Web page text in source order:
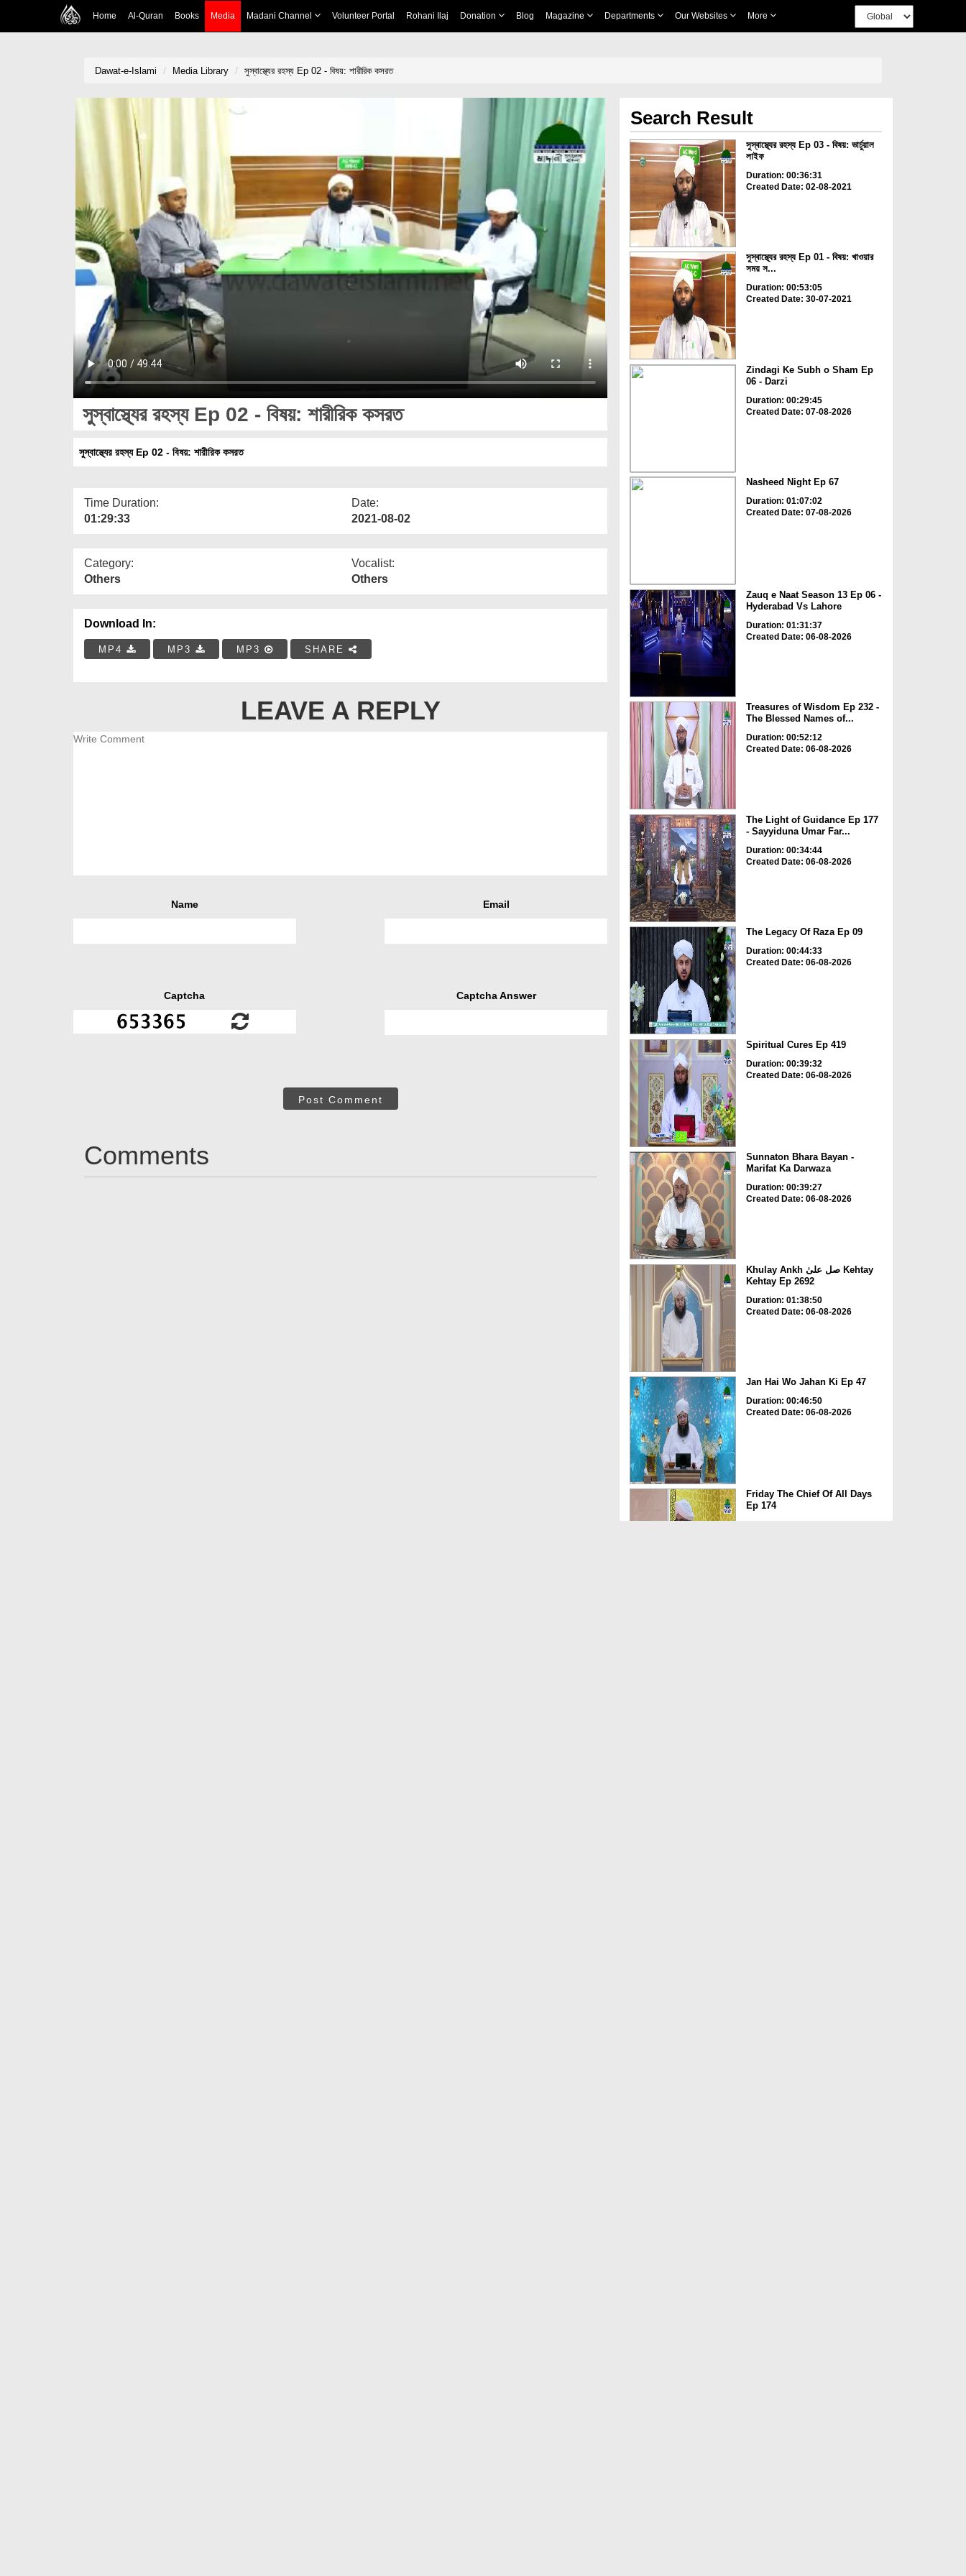
Home Al-Quran Books Media Madani Channel Volunteer Portal Rohani Ilaj Donation Blog Magazine Departments Our Websites More
Dawat-e-Islami Media Library সুস্বাস্থ্যের রহস্য Ep 02 - বিষয়: শারীরিক কসরত
সুস্বাস্থ্যের রহস্য Ep 02 - বিষয়: শারীরিক কসরত
সুস্বাস্থ্যের রহস্য Ep 02 - বিষয়: শারীরিক কসরত
Time Duration:
01:29:33
Date:
2021-08-02
Category:
Others
Vocalist:
Others
Download In:
MP4 MP3 MP3 SHARE
LEAVE A REPLY
Name Email
Captcha Captcha Answer
Post Comment
Comments
Search Result
সুস্বাস্থ্যের রহস্য Ep 03 - বিষয়: ভার্চুয়াল
লাইফ
Duration: 00:36:31
Created Date: 02-08-2021
সুস্বাস্থ্যের রহস্য Ep 01 - বিষয়: খাওয়ার
সময় স...
Duration: 00:53:05
Created Date: 30-07-2021
Zindagi Ke Subh o Sham Ep
06 - Darzi
Duration: 00:29:45
Created Date: 07-08-2026
Nasheed Night Ep 67
Duration: 01:07:02
Created Date: 07-08-2026
Zauq e Naat Season 13 Ep 06 -
Hyderabad Vs Lahore
Duration: 01:31:37
Created Date: 06-08-2026
Treasures of Wisdom Ep 232 -
The Blessed Names of...
Duration: 00:52:12
Created Date: 06-08-2026
The Light of Guidance Ep 177
- Sayyiduna Umar Far...
Duration: 00:34:44
Created Date: 06-08-2026
The Legacy Of Raza Ep 09
Duration: 00:44:33
Created Date: 06-08-2026
Spiritual Cures Ep 419
Duration: 00:39:32
Created Date: 06-08-2026
Sunnaton Bhara Bayan -
Marifat Ka Darwaza
Duration: 00:39:27
Created Date: 06-08-2026
Khulay Ankh صل علیٰ Kehtay
Kehtay Ep 2692
Duration: 01:38:50
Created Date: 06-08-2026
Jan Hai Wo Jahan Ki Ep 47
Duration: 00:46:50
Created Date: 06-08-2026
Friday The Chief Of All Days
Ep 174